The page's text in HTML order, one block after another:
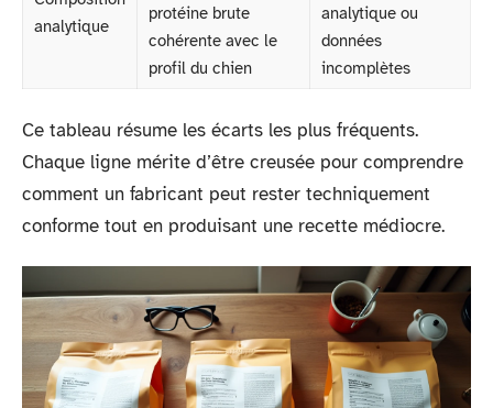
analytique
protéine brute
cohérente avec le
profil du chien
analytique ou
données
incomplètes
Ce tableau résume les écarts les plus fréquents.
Chaque ligne mérite d’être creusée pour comprendre
comment un fabricant peut rester techniquement
conforme tout en produisant une recette médiocre.